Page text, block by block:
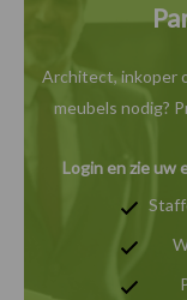
Architect, inkoper
meubels nodig?
Login en zie uw